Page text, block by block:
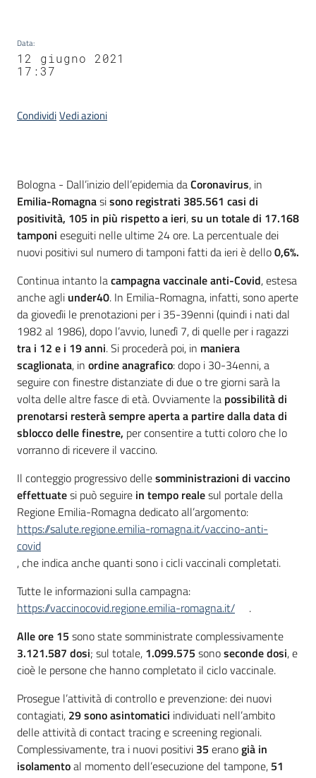
Data:
12 giugno 2021
17:37
CondividiVedi azioni
Contenuto
Bologna - Dall’inizio dell’epidemia daCoronavirus, in
Emilia-Romagnasisono registrati 385.561 casi di
positività, 105 in più rispetto a ieri,su un totale di 17.168
tamponi eseguiti nelle ultime 24 ore. La percentuale dei
nuovi positivi sul numero di tamponi fatti da ieri è dello0,6%.
Continua intanto lacampagna vaccinale anti-Covid, estesa
anche agli under40. In Emilia-Romagna, infatti, sono aperte
da giovedìi le prenotazioni per i 35-39enni (quindi i nati dal
1982 al 1986), dopo l’avvio, lunedì 7, di quelle per i ragazzi
tra i 12 e i 19 anni. Si procederà poi, in maniera
scaglionata, in ordine anagrafico: dopo i 30-34enni, a
seguire con finestre distanziate di due o tre giorni sarà la
volta delle altre fasce di età. Ovviamente la possibilità di
prenotarsi resterà sempre aperta a partire dalla data di
sblocco delle finestre, per consentire a tutti coloro che lo
vorranno di ricevere il vaccino.
Il conteggio progressivo dellesomministrazioni di vaccino
effettuatesi può seguire in tempo realesul portale della
Regione Emilia-Romagna dedicato all’argomento:
https://salute.regione.emilia-romagna.it/vaccino-anti-
covid
, che indica anche quanti sono i cicli vaccinali completati.
Tutte le informazioni sulla campagna:
https://vaccinocovid.regione.emilia-romagna.it/
.
Alle ore 15 sono state somministrate complessivamente
3.121.587 dosi; sul totale, 1.099.575 sonoseconde dosi, e
cioè le persone che hanno completato il ciclo vaccinale.
Prosegue l’attività di controllo e prevenzione: dei nuovi
contagiati, 29sono asintomatici individuati nell’ambito
delle attività di contact tracing e screening regionali.
Complessivamente, tra i nuovi positivi 35 eranogià in
isolamentoal momento dell’esecuzione del tampone, 51